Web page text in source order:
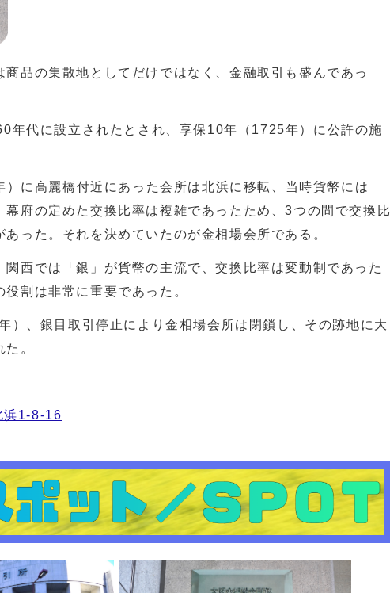
品の集散地としてだけではなく、金融取引も盛んであっ
年代に設立されたとされ、享保10年（1725年）に公許の施
に高麗橋付近にあった会所は北浜に移転、当時貨幣には
幕府の定めた交換比率は複雑であったため、3つの間で交換比
った。それを決めていたのが金相場会所である。
西では「銀」が貨幣の主流で、交換比率は変動制であった
割は非常に重要であった。
、銀目取引停止により金相場会所は閉鎖し、その跡地に大
。
浜1-8-16